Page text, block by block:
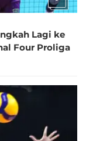
Lagi ke
Four Proliga